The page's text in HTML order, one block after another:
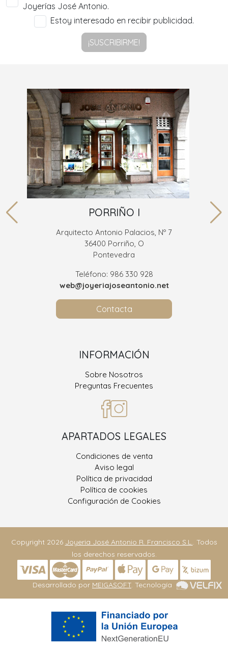
Joyerías José Antonio.
Estoy interesado en recibir publicidad.
¡SUSCRIBIRME!
PORRIÑO I
Arquitecto Antonio Palacios, Nº 7
36400 Porriño, O
Pontevedra
Teléfono: 986 330 928
web@joyeriajoseantonio.net
Contacta
INFORMACIÓN
Sobre Nosotros
Preguntas Frecuentes
APARTADOS LEGALES
Condiciones de venta
Aviso legal
Política de privacidad
Política de cookies
Configuración de Cookies
Copyright 2026 Joyeria José Antonio R. Francisco S.L.. Todos
los derechos reservados.
Desarrollado por MEIGASOFT . Tecnología